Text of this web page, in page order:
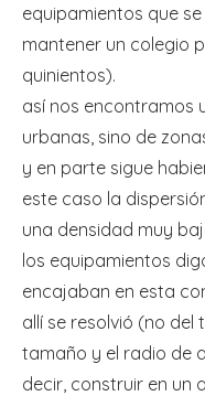
equipamientos que
mantener un colegio
quinientos).
así nos encontramos
urbanas, sino de
y en parte sigue
este caso la
una densidad muy
los equipamientos
encajaban en esta
allí se resolvió (no
tamaño y el radio de
decir, construir en un